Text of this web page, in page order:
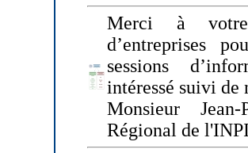
Merci à
d’entreprises
sessions
intéressé suivi de
Monsieur
Régional de